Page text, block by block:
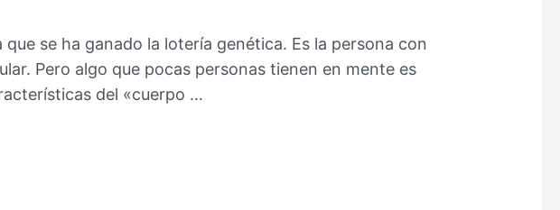
se ha ganado la lotería genética. Es la persona con
Pero algo que pocas personas tienen en mente es
del «cuerpo …